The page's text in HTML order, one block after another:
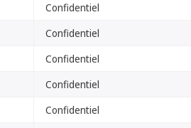
Confidentiel
Confidentiel
Confidentiel
Confidentiel
Confidentiel